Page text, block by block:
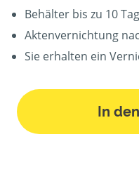
Behälter bis zu 10
Aktenvernichtung
Sie erhalten ein
In